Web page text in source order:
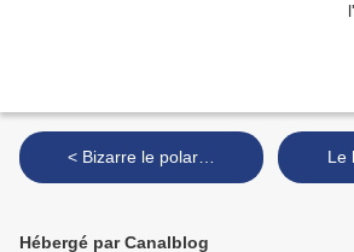
< Bizarre le polar…
Hébergé par Canalblog